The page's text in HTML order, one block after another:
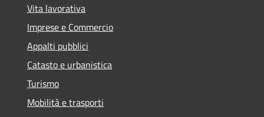
Vita lavorativa
Imprese e Commercio
Appalti pubblici
Catasto e urbanistica
Turismo
Mobilità e trasporti